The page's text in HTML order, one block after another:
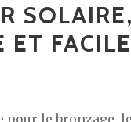
ET
pour le bronzage,